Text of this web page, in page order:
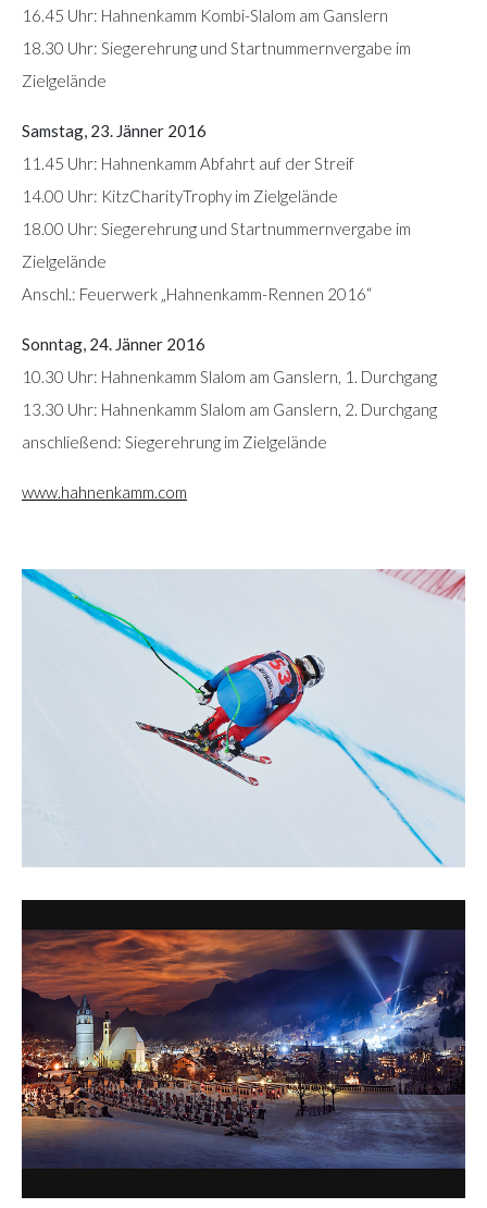
16.45 Uhr: Hahnenkamm Kombi-Slalom am Ganslern
18.30 Uhr: Siegerehrung und Startnummernvergabe im
Zielgelände
Samstag, 23. Jänner 2016
11.45 Uhr: Hahnenkamm Abfahrt auf der Streif
14.00 Uhr: KitzCharityTrophy im Zielgelände
18.00 Uhr: Siegerehrung und Startnummernvergabe im
Zielgelände
Anschl.: Feuerwerk „Hahnenkamm-Rennen 2016“
Sonntag, 24. Jänner 2016
10.30 Uhr: Hahnenkamm Slalom am Ganslern, 1. Durchgang
13.30 Uhr: Hahnenkamm Slalom am Ganslern, 2. Durchgang
anschließend: Siegerehrung im Zielgelände
www.hahnenkamm.com